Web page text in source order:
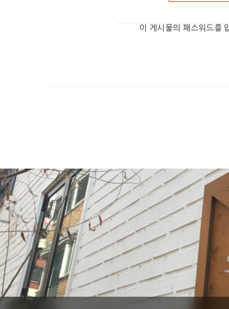
이 게시물의 패스워드를